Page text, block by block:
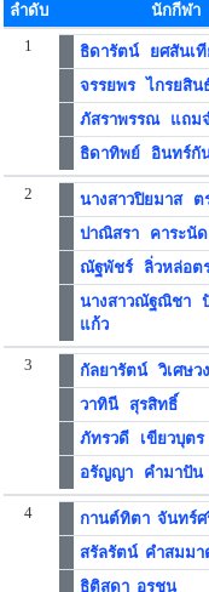
ลำดับ นักกีฬา
1
ธิดารัตน์ ยศสันเที
จรรยพร ไกรยสิน
ภัสราพรรณ แถม
ธิดาทิพย์ อินทร์กั
2
นางสาวปิยมาส ต
ปาณิสรา คาระนัด
ณัฐพัชร์ ลิ่วหล่อต
นางสาวณัฐณิชา
แก้ว
3
กัลยารัตน์ วิเศษว
วาทินี สุรสิทธิ์
ภัทรวดี เขียวบุตร
อรัญญา คำมาปัน
4
กานต์ทิตา จันทร์ศ
สรัลรัตน์ คำสมมา
ธิติสุดา อรชุน